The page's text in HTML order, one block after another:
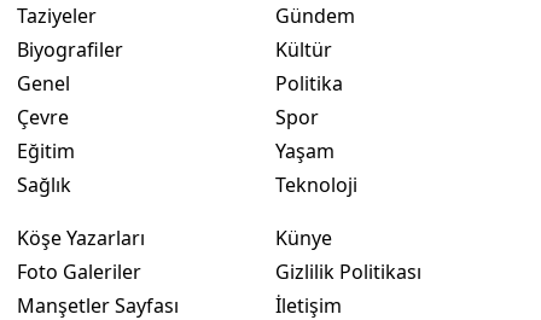
Taziyeler
Biyografiler
Genel
Çevre
Eğitim
Sağlık
Gündem
Kültür
Politika
Spor
Yaşam
Teknoloji
Köşe Yazarları
Foto Galeriler
Manşetler Sayfası
Künye
Gizlilik Politikası
İletişim